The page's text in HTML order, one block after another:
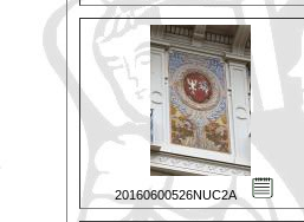
20160600526NUC2A